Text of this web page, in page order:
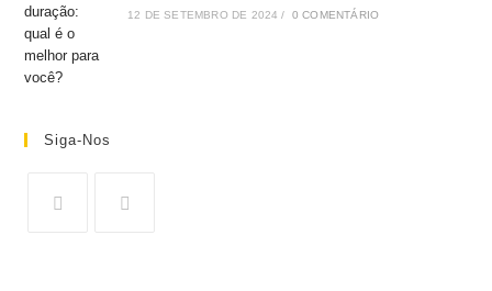
12 DE SETEMBRO DE 2024 / 0 COMENTÁRIO
Siga-Nos